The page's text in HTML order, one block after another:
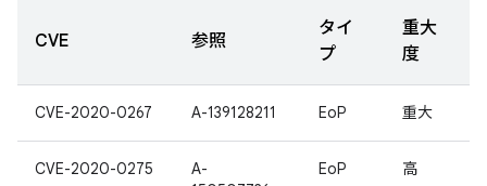
CVE 参照
タイ
プ
重大
度
CVE-2020-0267 A-139128211 EoP 重大
CVE-2020-0275
A-
EoP 高